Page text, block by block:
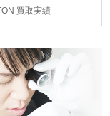
買取実績